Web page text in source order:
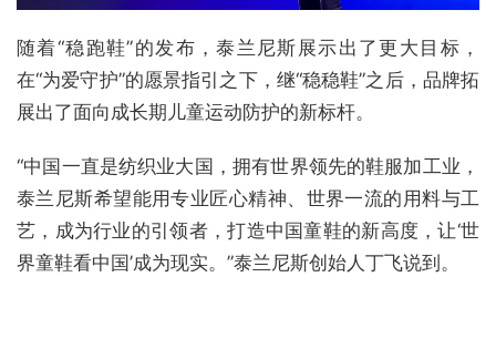
随着“稳跑鞋”的发布，泰兰尼斯展示出了更大目标，
在“为爱守护”的愿景指引之下，继“稳稳鞋”之后，品牌拓
展出了面向成长期儿童运动防护的新标杆。
“中国一直是纺织业大国，拥有世界领先的鞋服加工业，
泰兰尼斯希望能用专业匠心精神、世界一流的用料与工
艺，成为行业的引领者，打造中国童鞋的新高度，让‘世
界童鞋看中国’成为现实。”泰兰尼斯创始人丁飞说到。